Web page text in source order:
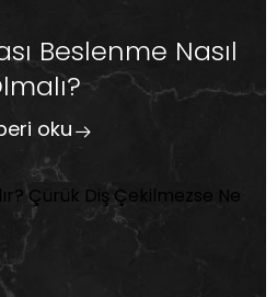
Beslenme Nasıl
oku